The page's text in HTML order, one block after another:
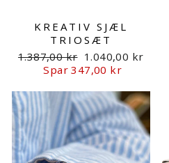
KREATIV SJÆL
TRIOSÆT
Normalpris
1.387,00 kr Udsalgspris
1.040,00 kr
Spar 347,00 kr